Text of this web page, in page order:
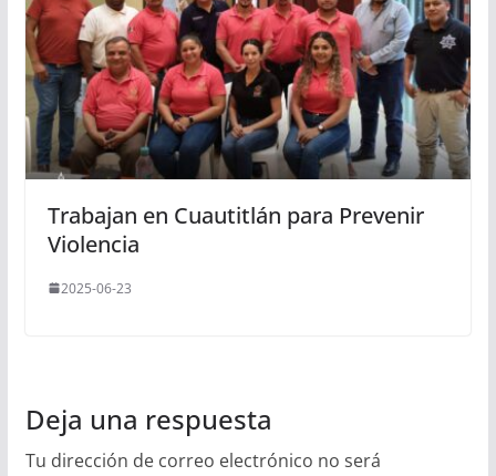
Trabajan en Cuautitlán para Prevenir
Violencia
2025-06-23
Deja una respuesta
Tu dirección de correo electrónico no será